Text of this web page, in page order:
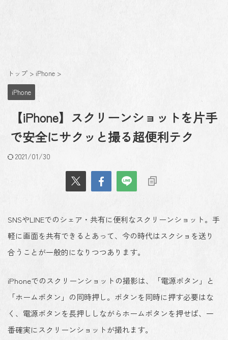
トップ > iPhone >
iPhone
【iPhone】スクリーンショットを片手
で安全にサクッと撮る超便利テク
2021/01/30
SNSやLINEでのシェア・共有に便利なスクリーンショット。手
軽に画面を共有できるとあって、今の時代はスクショを送り
合うことが一般的になりつつあります。
iPhoneでのスクリーンショットの撮影は、「電源ボタン」と
「ホームボタン」の同時押し。ボタンを同時に押す必要はな
く、電源ボタンを長押ししながらホームボタンを押せば、一
番確実にスクリーンショットが撮れます。